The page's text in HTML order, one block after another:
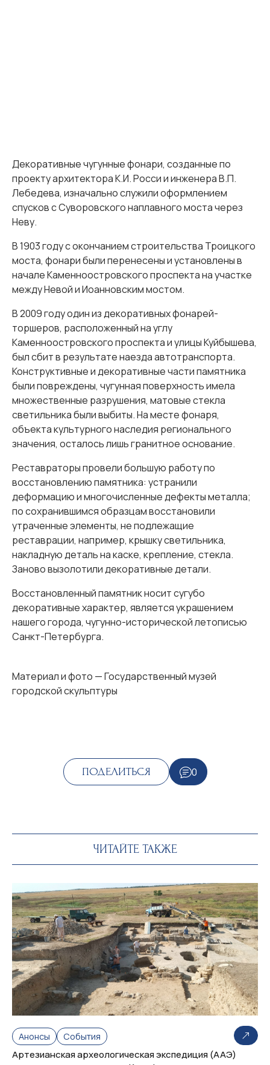
Декоративные чугунные фонари, созданные по
проекту архитектора К.И. Росси и инженера В.П.
Лебедева, изначально служили оформлением
спусков с Суворовского наплавного моста через
Неву.
В 1903 году с окончанием строительства Троицкого
моста, фонари были перенесены и установлены в
начале Каменноостровского проспекта на участке
между Невой и Иоанновским мостом.
В 2009 году один из декоративных фонарей-
торшеров, расположенный на углу
Каменноостровского проспекта и улицы Куйбышева,
был сбит в результате наезда автотранспорта.
Конструктивные и декоративные части памятника
были повреждены, чугунная поверхность имела
множественные разрушения, матовые стекла
светильника были выбиты. На месте фонаря,
объекта культурного наследия регионального
значения, осталось лишь гранитное основание.
Реставраторы провели большую работу по
восстановлению памятника: устранили
деформацию и многочисленные дефекты металла;
по сохранившимся образцам восстановили
утраченные элементы, не подлежащие
реставрации, например, крышку светильника,
накладную деталь на каске, крепление, стекла.
Заново вызолотили декоративные детали.
Восстановленный памятник носит сугубо
декоративные характер, является украшением
нашего города, чугунно-исторической летописью
Санкт-Петербурга.
Материал и фото — Государственный музей
городской скульптуры
ПОДЕЛИТЬСЯ 0
ЧИТАЙТЕ ТАКЖЕ
Анонсы События
Артезианская археологическая экспедиция (ААЭ)